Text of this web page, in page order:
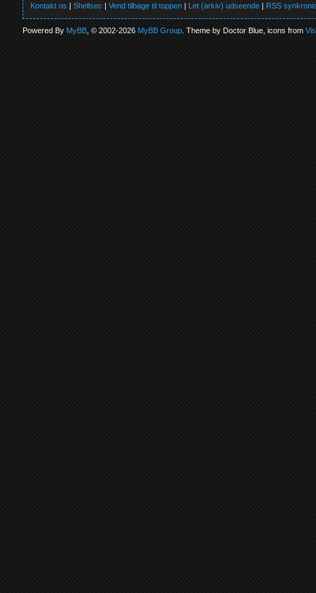
Kontakt os |Shellsec |Vend tilbage til toppen | Let (arkiv) udseende | RSS
Powered ByMyBB , © 2002-2026MyBB Group . Theme by Doctor Blue, icons from